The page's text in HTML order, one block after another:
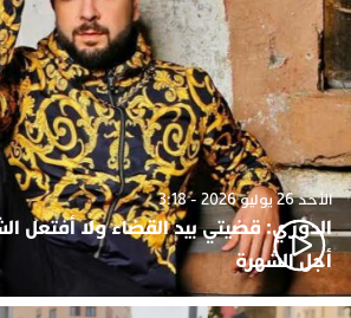
الأحد 26 يوليو 2026 - 3:18
الدوزي: قضيتي بيد القضاء ولا أفتعل
أجل الشهرة